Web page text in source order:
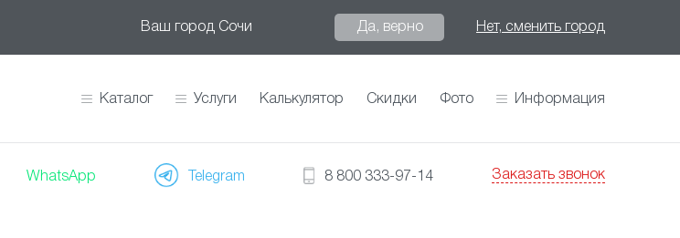
Ваш город Сочи Да, верно Нет, сменить город
Каталог Услуги Калькулятор Скидки Фото Информация
WhatsApp Telegram 8 800 333-97-14 Заказать звонок